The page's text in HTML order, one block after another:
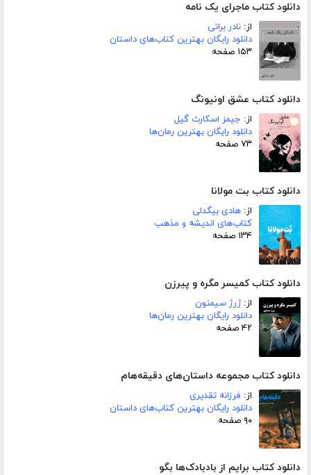
دانلود کتاب ماجرای یک نامه
از: نادر براتی
دانلود رایگان بهترین کتاب‌های داستان
۱۵۳ صفحه
دانلود کتاب عشق اونیونگ
از: جیمز اسکارث گیل
دانلود رایگان بهترین رمان‌ها
۷۳ صفحه
دانلود کتاب بت مولانا
از: هادی بیگدلی
کتاب‌های اندیشه و مذهب
۱۳۴ صفحه
دانلود کتاب کمیسر مگره و پیرزن
از:ژرژ سیمنون
دانلود رایگان بهترین رمان‌ها
۴۲ صفحه
دانلود کتاب مجموعه داستان‌های دقیقه‌هام
از: فرزانه تقدیری
دانلود رایگان بهترین کتاب‌های داستان
۹۰ صفحه
دانلود کتاب برایم از بادبادک‌ها بگو